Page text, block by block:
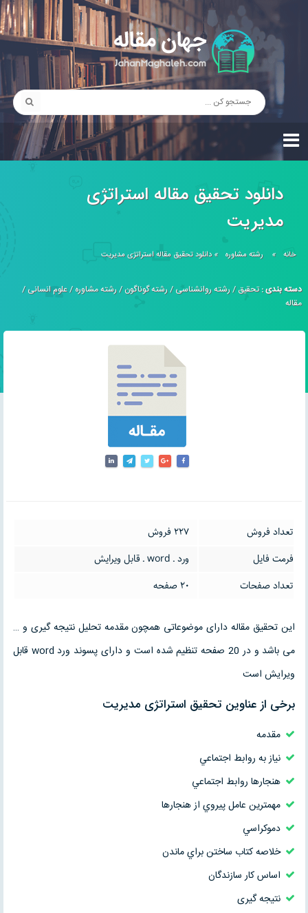
دانلود تحقیق مقاله استراتژی
مدیريت
خانه » رشته مشاوره »دانلود تحقیق مقاله استراتژی مدیريت
دسته بندی :تحقیق/رشته روانشناسی/رشته گوناگون/رشته مشاوره/علوم انسانی/
مقاله
تعداد فروش
227 فروش
فرمت فایل
ورد ـ word ـ قابل ویرایش
تعداد صفحات
20 صفحه
این تحقیق مقاله دارای موضوعاتی همچون مقدمه تحلیل نتیجه گیری و …
می باشد و در 20 صفحه تنظیم شده است و دارای پسوند ورد word قابل
ویرایش است
برخی از عناوین تحقیق استراتژی مدیريت
مقدمه
نياز به روابط اجتماعي
هنجارها روابط اجتماعي
مهمترين عامل پيروي از هنجارها
دموكراسي
خلاصه كتاب ساختن براي ماندن
اساس كار سازندگان
نتیجه گیری